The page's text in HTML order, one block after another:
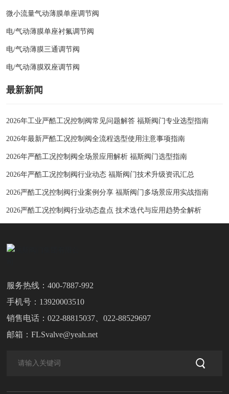
微小流量气动薄膜单座调节阀
电/气动薄膜单座衬氟调节阀
电/气动薄膜三通调节阀
电/气动薄膜双座调节阀
最新新闻
2026年工业严酷工况控制阀常见问题解答 福斯阀门专业选型指南
2026年最新严酷工况控制阀全流程选型使用注意事项指南
2026年严酷工况控制阀全场景应用解析 福斯阀门选型指南
2026年严酷工况控制阀行业动态 福斯阀门技术升级资讯汇总
2026严酷工况控制阀行业案例分享 福斯阀门多场景应用实战指南
2026严酷工况控制阀行业动态盘点 技术迭代与应用趋势全解析
服务热线：400-7887-992
手机号： 13920003510
销售电话：022-88815037 、022-88529697
邮箱：FLSvalve@yeah.net